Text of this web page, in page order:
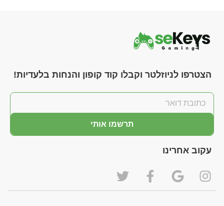
הצטרפו לניוזלטר וקבלו קוד קופון והנחות בלעדיות!
תרשמו אותי
עקוב אחרינו